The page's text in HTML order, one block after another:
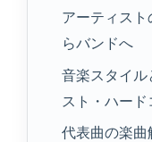
アーティス
らバンドへ
音楽スタイル
スト・ハー
代表曲の楽曲